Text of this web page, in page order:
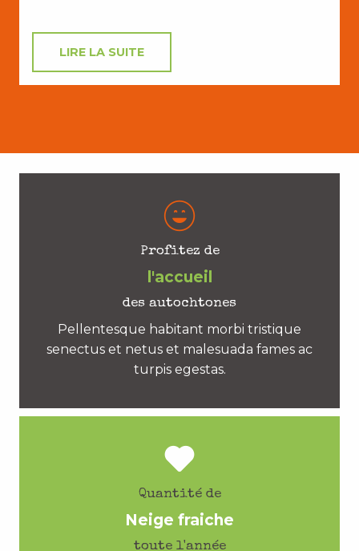
LIRE LA SUITE
Profitez de
l'accueil
des autochtones
Pellentesque habitant morbi tristique
senectus et netus et malesuada fames ac
turpis egestas.
Quantité de
Neige fraiche
toute l'année